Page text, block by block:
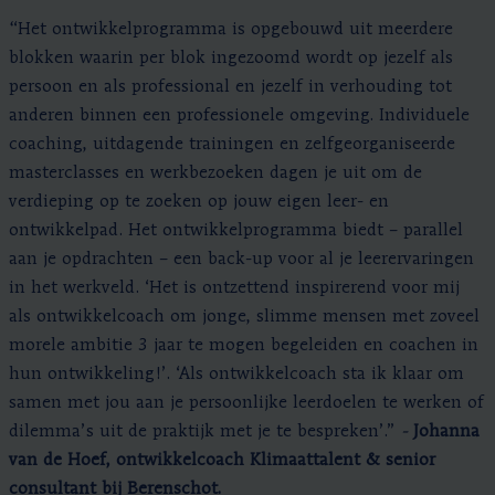
“Het ontwikkelprogramma is opgebouwd uit meerdere
blokken waarin per blok ingezoomd wordt op jezelf als
persoon en als professional en jezelf in verhouding tot
anderen binnen een professionele omgeving. Individuele
coaching, uitdagende trainingen en zelfgeorganiseerde
masterclasses en werkbezoeken dagen je uit om de
verdieping op te zoeken op jouw eigen leer- en
ontwikkelpad. Het ontwikkelprogramma biedt – parallel
aan je opdrachten – een back-up voor al je leerervaringen
in het werkveld. ‘Het is ontzettend inspirerend voor mij
als ontwikkelcoach om jonge, slimme mensen met zoveel
morele ambitie 3 jaar te mogen begeleiden en coachen in
hun ontwikkeling!’. ‘Als ontwikkelcoach sta ik klaar om
samen met jou aan je persoonlijke leerdoelen te werken of
dilemma’s uit de praktijk met je te bespreken’.” -
Johanna
van de Hoef, ontwikkelcoach Klimaattalent & senior
consultant bij Berenschot.